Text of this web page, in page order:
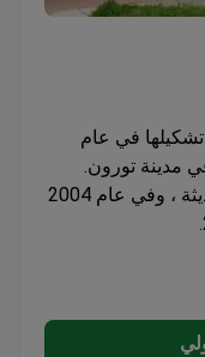
في عام
في مدينة تورون.
تتوافق العيادة مع المعايير الدولية الحديثة ، وفي عام 2004